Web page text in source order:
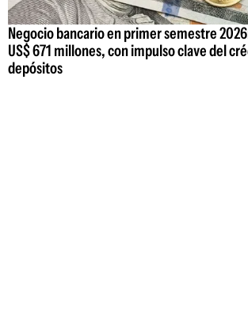
Negocio bancario en primer semestre
US$ 671 millones, con impulso clave del
depósitos